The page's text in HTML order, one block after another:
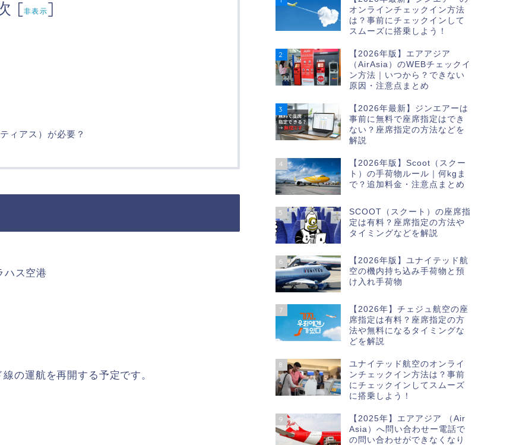
[非表示]
ィアス）が必要？
ハス空港
の運航を再開する予定です。
オンラインチェックイン方法
は？事前にチェックインして
スムーズに搭乗しよう！
2
【2026年版】エアアジア
（AirAsia）のWEBチェックイ
ン方法｜いつから？できない
原因・注意点まとめ
3
【2026年最新】ジンエアーは
事前に無料で座席指定はでき
ない？座席指定の方法などを
解説
4
【2026年版】Scoot（スクー
ト）の手荷物ルール｜何kgま
で？追加料金・注意点まとめ
5
SCOOT（スクート）の座席指
定は有料？座席指定の方法や
タイミングなどを解説
6
【2026年版】ユナイテッド航
空の機内持ち込み手荷物と預
け入れ手荷物
7
【2026年】チェジュ航空の座
席指定は有料？座席指定の方
法や無料になるタイミングな
どを解説
8
ユナイテッド航空のオンライ
ンチェックイン方法は？事前
にチェックインしてスムーズ
に搭乗しよう！
9
【2025年】エアアジア （Air
Asia）へ問い合わせー電話で
の問い合わせができなくなり